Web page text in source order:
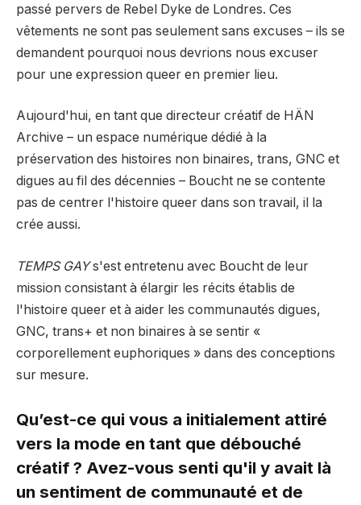
passé pervers de Rebel Dyke de Londres. Ces
vêtements ne sont pas seulement sans excuses – ils se
demandent pourquoi nous devrions nous excuser
pour une expression queer en premier lieu.
Aujourd'hui, en tant que directeur créatif de HÄN
Archive – un espace numérique dédié à la
préservation des histoires non binaires, trans, GNC et
digues au fil des décennies – Boucht ne se contente
pas de centrer l'histoire queer dans son travail, il la
crée aussi.
TEMPS GAYs'est entretenu avec Boucht de leur
mission consistant à élargir les récits établis de
l'histoire queer et à aider les communautés digues,
GNC, trans+ et non binaires à se sentir «
corporellement euphoriques » dans des conceptions
sur mesure.
Qu’est-ce qui vous a initialement attiré
vers la mode en tant que débouché
créatif ? Avez-vous senti qu'il y avait là
un sentiment de communauté et de